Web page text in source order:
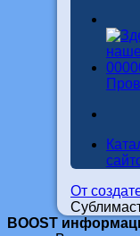
От
BOOST